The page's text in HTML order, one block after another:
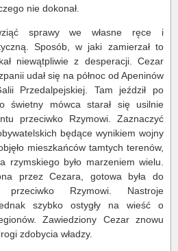
nie dokonał.
sprawy we własne ręce i
Sposób, w jaki zamierzał to
niewątpliwie z desperacji. Cezar
udał się na północ od Apeninów
Przedalpejskiej. Tam jeździł po
świetny mówca starał się usilnie
przeciwko Rzymowi. Zaznaczyć
będące wynikiem wojny
mieszkańców tamtych terenów,
rzymskiego było marzeniem wielu.
przez Cezara, gotowa była do
przeciwko Rzymowi. Nastroje
szybko ostygły na wieść o
Zawiedziony Cezar znowu
zdobycia władzy.